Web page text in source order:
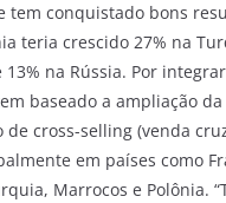
tem conquistado bons
teria crescido 27% na
na Rússia. Por
baseado a ampliação
cross-selling (venda
em países como
Marrocos e Polônia.